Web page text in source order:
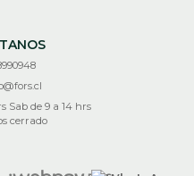
Sab de 9 a 14 hrs
cerrado